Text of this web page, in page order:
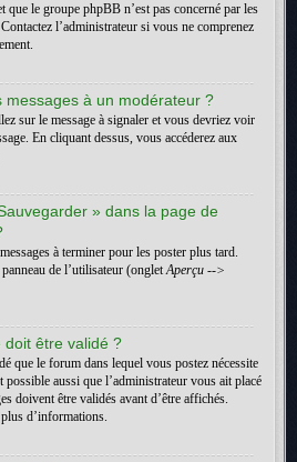
que le groupe phpBB n’est pas concerné par les
l’administrateur si vous ne comprenez
à un modérateur ?
sur le message à signaler et vous devriez voir
En cliquant dessus, vous accéderez aux
» dans la page de
à terminer pour les poster plus tard.
de l’utilisateur (ongletAperçu -->
doit être validé ?
que le forum dans lequel vous postez nécessite
possible aussi que l’administrateur vous ait placé
doivent être validés avant d’être affichés.
d’informations.